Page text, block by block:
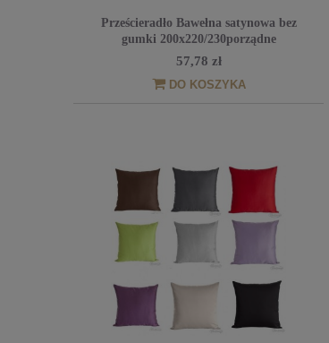
Prześcieradło Bawełna satynowa bez
gumki 200x220/230porządne
57,78 zł
DO KOSZYKA